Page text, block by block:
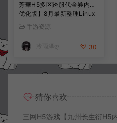
芳華H5多区跨服代金券内购
优化版】8月最新整理Linux
手工服务端+CDK授权后台
+全资源安卓+详细搭建教程
+视频教程
手游资源
冷雨泽ღ 30
猜你喜欢